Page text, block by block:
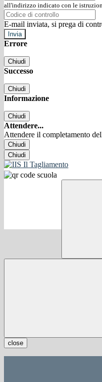
all'indirizzo indicato con le
E-mail inviata, si prega di
Errore
Chiudi
Successo
Chiudi
Informazione
Chiudi
Attendere...
Attendere il completamento
Chiudi
Chiudi
close